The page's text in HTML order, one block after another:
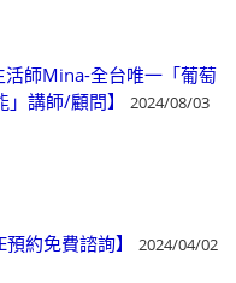
活師Mina-全台唯一「葡萄
講師/顧問】
2024/08/03
預約免費諮詢】 2024/04/02